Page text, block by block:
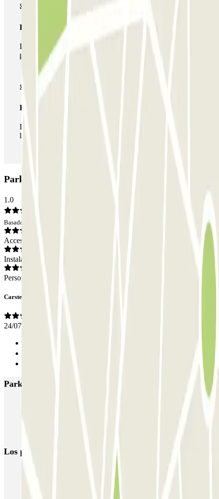
Pase multiparking
Durante tu estancia podrás hacer uso de toda la red de
parkings de este operador disponibles en Parclick.
Pase ilimitado
Durante tu estancia podrás entrar y salir del parking todas
las veces que quieras.
Parking ParkBee Daalsesingel A: Opiniones
1.0
Basado en 1 opiniones
Acceso
Instalaciones
Personal
Carsten
24/07/2023
Parkings más valorados en Utrecht
Los parkings
Parking en Barcelona
Parking en Aeropuerto Barcelona